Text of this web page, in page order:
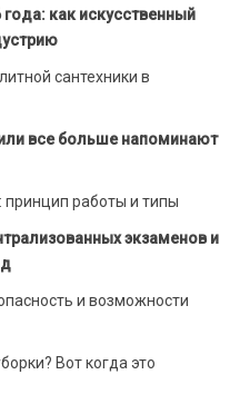
как искусственный
сантехники в
все больше напоминают
принцип работы и типы
экзаменов и
и возможности
Вот когда это